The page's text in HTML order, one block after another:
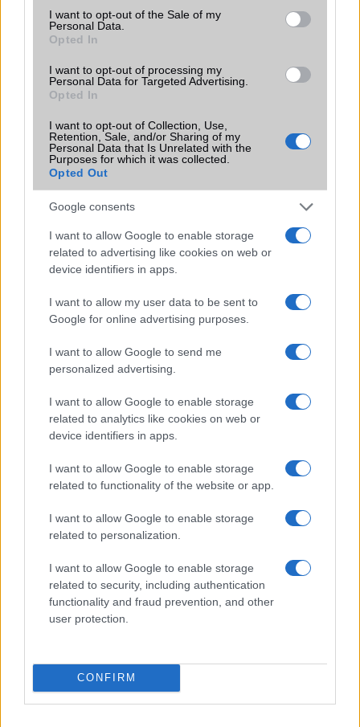
consent section.
I want to opt-out of the Sale of my
Personal Data.
Opted In
I want to opt-out of processing my
Personal Data for Targeted Advertising.
Opted In
I want to opt-out of Collection, Use,
Retention, Sale, and/or Sharing of my
Personal Data that Is Unrelated with the
Purposes for which it was collected.
Opted Out
Google consents
I want to allow Google to enable storage
related to advertising like cookies on web or
device identifiers in apps.
I want to allow my user data to be sent to
Google for online advertising purposes.
I want to allow Google to send me
personalized advertising.
I want to allow Google to enable storage
related to analytics like cookies on web or
device identifiers in apps.
I want to allow Google to enable storage
related to functionality of the website or app.
I want to allow Google to enable storage
related to personalization.
I want to allow Google to enable storage
related to security, including authentication
functionality and fraud prevention, and other
user protection.
CONFIRM
SIM típus Nincs
SIM-ek száma
Flight mode Nincs
Terület
Funkciók
Geo-tagging, touch focus, face
detection
Brand
SAR
0,00
N/A = Nincs adat. Legutóbbi frissítés: 2026-07-13 19:00:00
Új és Használt GSM kiemelt ajánlatok
Euro Gsm
Apple iPhone 16 Pro Max